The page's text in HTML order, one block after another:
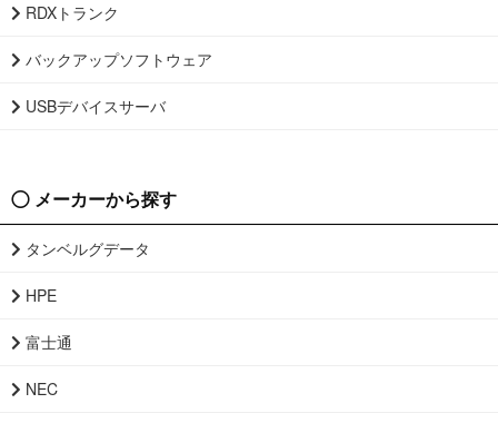
RDXトランク
バックアップソフトウェア
USBデバイスサーバ
メーカーから探す
タンベルグデータ
HPE
富士通
NEC